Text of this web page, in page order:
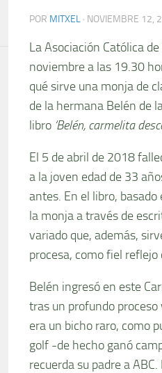
POR MITXEL · NOVIEMBRE 12,
La Asociación Católica
noviembre a las 19.30
qué sirve una monja de
de la hermana Belén de
libro ‘Belén, carmelita
El 5 de abril de 2018
a la joven edad de 33
antes. En el libro, basado
la monja a través de
variado que, además,
procesa, como fiel
Belén ingresó en este
tras un profundo proceso
era un bicho raro, como
golf -de hecho ganó
recuerda su padre a